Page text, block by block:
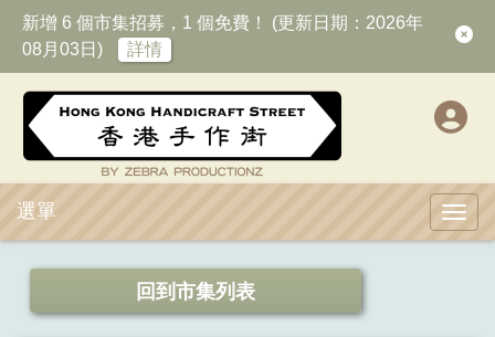
新增 6 個市集招募，1 個免費！ (更新日期：2026年
08月03日)
詳情
選單
回到市集列表